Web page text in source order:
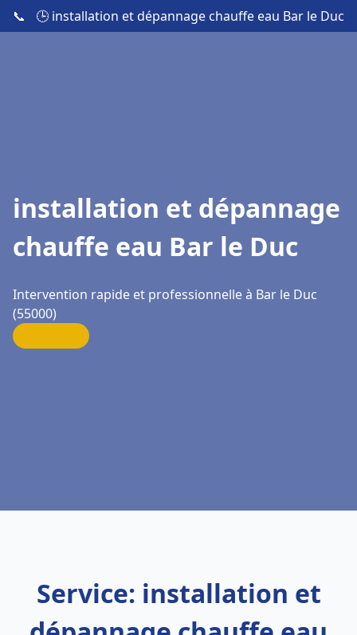
📞 🕒 installation et dépannage chauffe eau Bar le Duc
installation et dépannage
chauffe eau Bar le Duc
Intervention rapide et professionnelle à Bar le Duc
(55000)
Service: installation et